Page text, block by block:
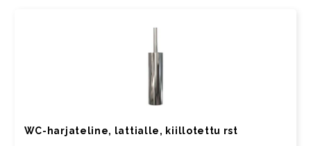
WC-harjateline, lattialle, kiillotettu rst